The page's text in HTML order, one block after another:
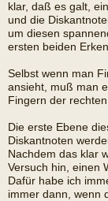
klar, daß es galt,
und die
um diesen
ersten beiden
Selbst wenn man
ansieht, muß man
Fingern der
Die erste Ebene
Diskantnoten
Nachdem das klar
Versuch hin, einen
Dafür habe ich
immer dann, wenn